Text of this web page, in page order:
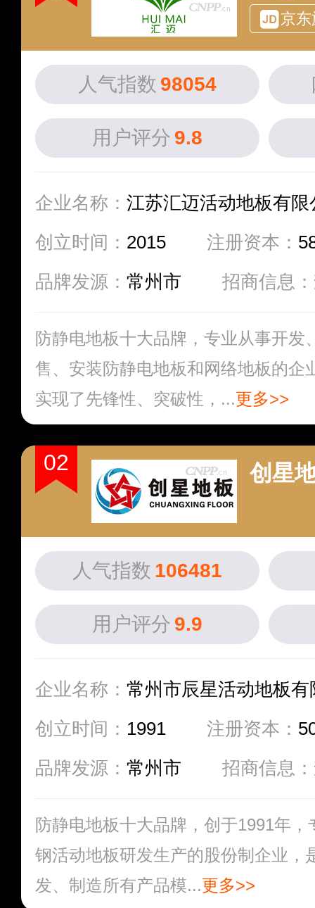
京
人气指数 98054
用户评分 9.8
企业名称： 江苏汇迈活动地板有限
创立时间： 2015 注册资本：
品牌发源： 常州市 招商信息：
防静电地板十大品牌，专业从事开发
售、安装防静电地板和网络地板的企
实现了先锋性、突破性，...更多>>
02 创星
人气指数 106481
用户评分 9.9
企业名称： 常州市辰星活动地板有
创立时间： 1991 注册资本：
品牌发源： 常州市 招商信息：
防静电地板十大品牌，创于1991年，
钢活动地板研发生产的股份制企业，
发、制造所有产品模...更多>>